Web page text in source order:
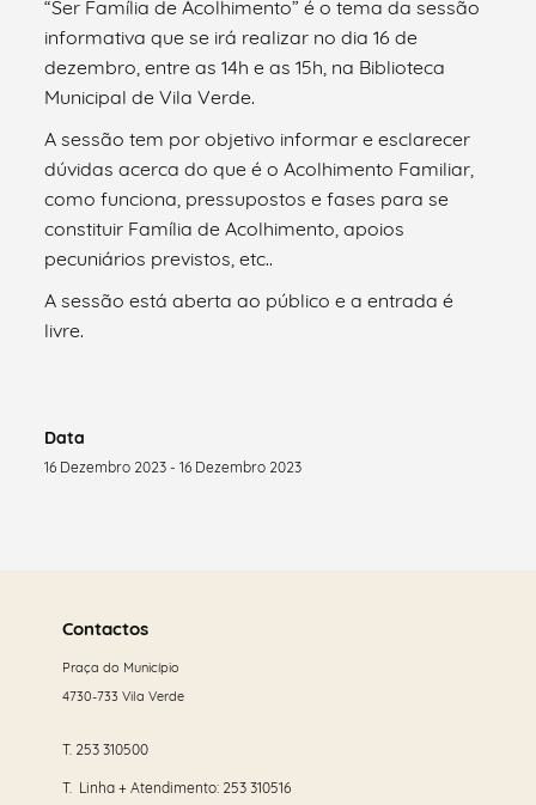
“Ser Família de Acolhimento” é o tema da sessão
informativa que se irá realizar no dia 16 de
dezembro, entre as 14h e as 15h, na Biblioteca
Municipal de Vila Verde.
A sessão tem por objetivo informar e esclarecer
dúvidas acerca do que é o Acolhimento Familiar,
como funciona, pressupostos e fases para se
constituir Família de Acolhimento, apoios
pecuniários previstos, etc..
A sessão está aberta ao público e a entrada é
livre.
Data
16 Dezembro 2023 - 16 Dezembro 2023
maisContactos
Praça do Município
4730-733 Vila Verde
T. 253 310500
T. Linha + Atendimento: 253 310516